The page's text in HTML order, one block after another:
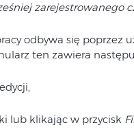
zarejestrowanego
odbywa się poprzez
ten zawiera
lub klikając w przycisk